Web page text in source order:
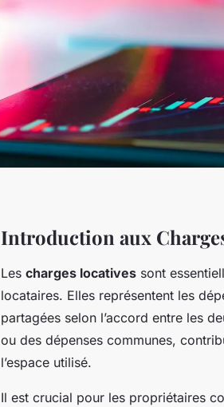
Introduction aux
Les charges locatives sont
locataires. Elles représentent les
partagées selon l’accord entre les
ou des dépenses communes,
l’espace utilisé.
Il est crucial pour les propriétaires